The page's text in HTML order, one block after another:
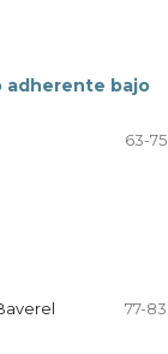
adherente bajo
63-75
77-83